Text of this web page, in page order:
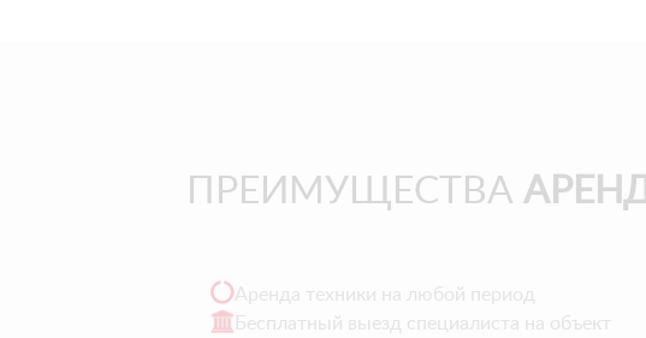
ПРЕИМУЩЕСТВА
Аренда техники на любой период
Бесплатный выезд специалиста на объект